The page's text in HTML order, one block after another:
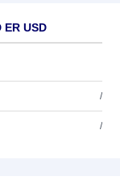
USD
/
/